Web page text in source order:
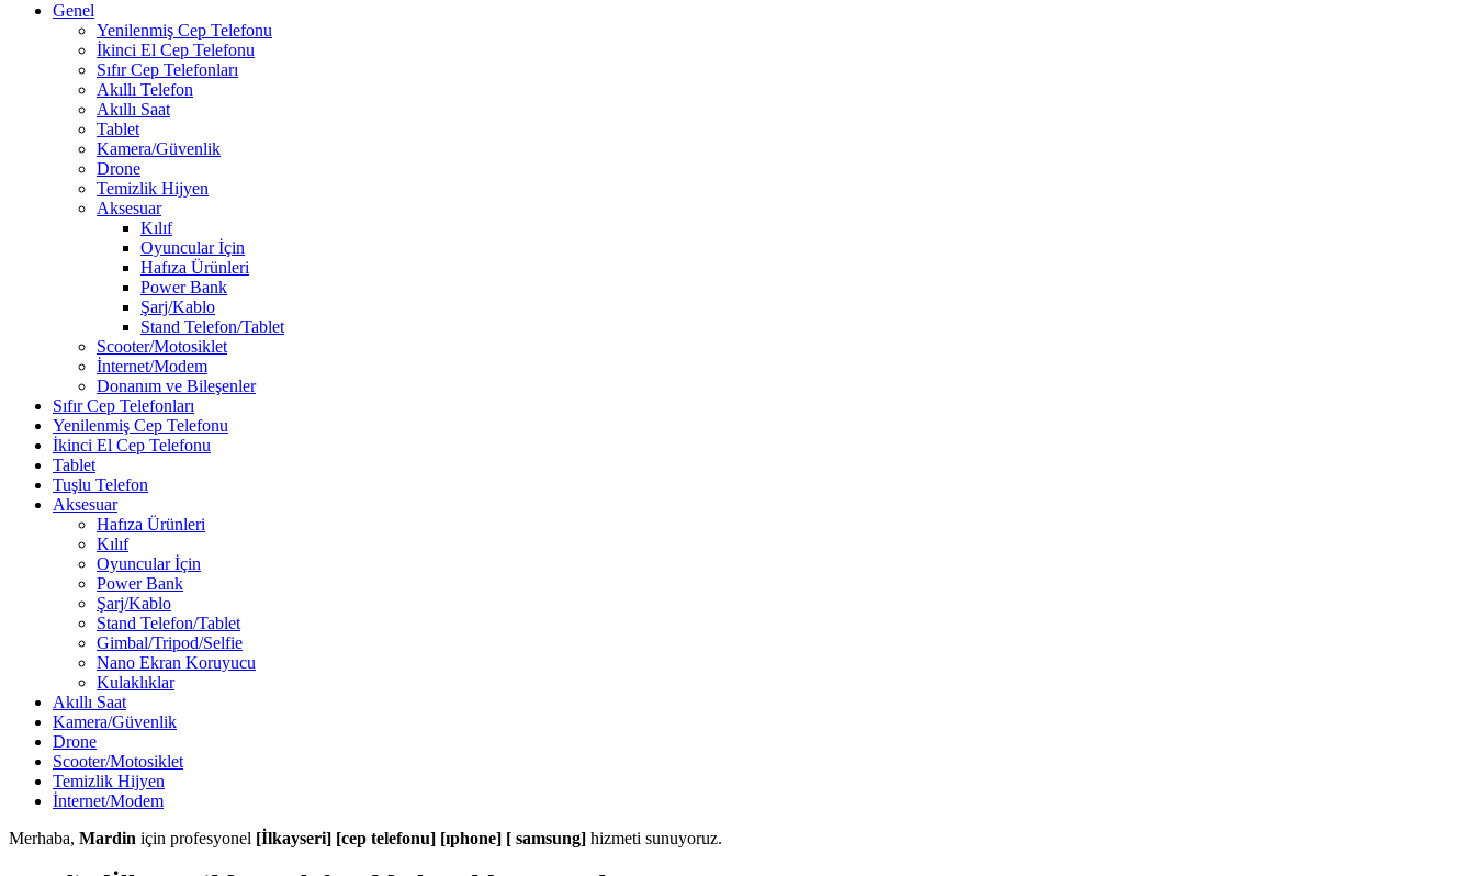
Genel
Yenilenmiş Cep Telefonu
İkinci El Cep Telefonu
Sıfır Cep Telefonları
Akıllı Telefon
Akıllı Saat
Tablet
Kamera/Güvenlik
Drone
Temizlik Hijyen
Aksesuar
Kılıf
Oyuncular İçin
Hafıza Ürünleri
Power Bank
Şarj/Kablo
Stand Telefon/Tablet
Scooter/Motosiklet
İnternet/Modem
Donanım ve Bileşenler
Sıfır Cep Telefonları
Yenilenmiş Cep Telefonu
İkinci El Cep Telefonu
Tablet
Tuşlu Telefon
Aksesuar
Hafıza Ürünleri
Kılıf
Oyuncular İçin
Power Bank
Şarj/Kablo
Stand Telefon/Tablet
Gimbal/Tripod/Selfie
Nano Ekran Koruyucu
Kulaklıklar
Akıllı Saat
Kamera/Güvenlik
Drone
Scooter/Motosiklet
Temizlik Hijyen
İnternet/Modem
Merhaba, Mardin için profesyonel [İlkayseri] [cep telefonu] [ıphone] [ samsung] hizmeti sunuyoruz.